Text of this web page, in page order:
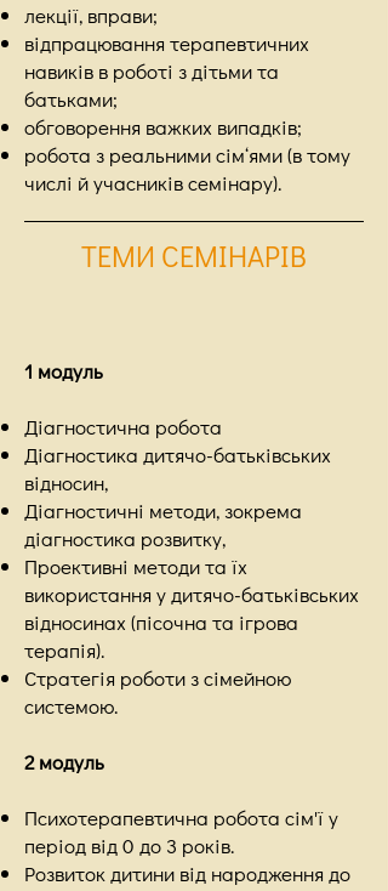
лекції, вправи;
відпрацювання терапевтичних
навиків в роботі з дітьми та
батьками;
обговорення важких випадків;
робота з реальними сім‘ями (в тому
числі й учасників семінару).
ТЕМИ СЕМІНАРІВ
1 модуль
Діагностична робота
Діагностика дитячо-батьківських
відносин,
Діагностичні методи, зокрема
діагностика розвитку,
Проективні методи та їх
використання у дитячо-батьківських
відносинах (пісочна та ігрова
терапія).
Стратегія роботи з сімейною
системою.
2 модуль
Психотерапевтична робота сім'ї у
період від 0 до 3 років.
Розвиток дитини від народження до